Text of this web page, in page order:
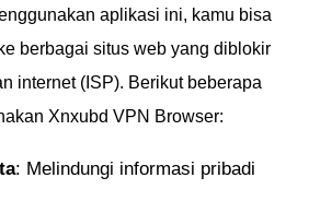
aplikasi ini, kamu bisa
berbagai situs web yang diblokir
internet (ISP). Berikut beberapa
Xnxubd VPN Browser:
: Melindungi informasi pribadi